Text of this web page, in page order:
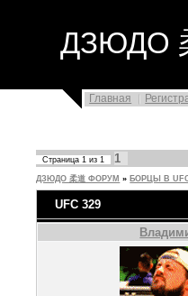
ДЗЮДО
Главная
Страница1 из1 1
ДЗЮДО 柔道 ФОРУМ » БОРЦЫ В
UFC 329